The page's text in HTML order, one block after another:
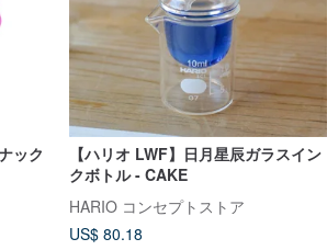
ック
【ハリオ LWF】日月星辰ガラスイン
クボトル - CAKE
HARIO コンセプトストア
US$ 80.18